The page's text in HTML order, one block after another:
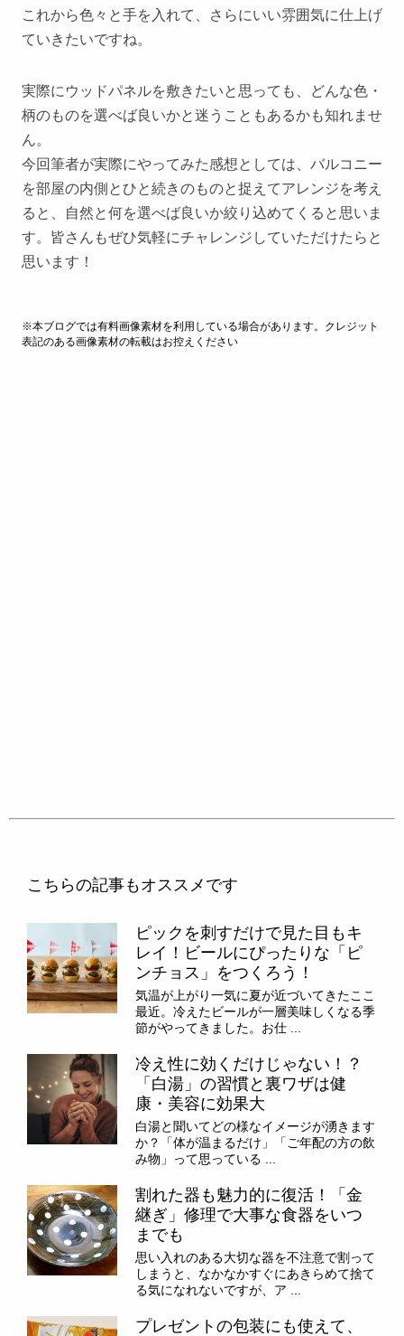
これから色々と手を入れて、さらにいい雰囲気に仕上げ
ていきたいですね。
実際にウッドパネルを敷きたいと思っても、どんな色・
柄のものを選べば良いかと迷うこともあるかも知れませ
ん。
今回筆者が実際にやってみた感想としては、バルコニー
を部屋の内側とひと続きのものと捉えてアレンジを考え
ると、自然と何を選べば良いか絞り込めてくると思いま
す。皆さんもぜひ気軽にチャレンジしていただけたらと
思います！
※本ブログでは有料画像素材を利用している場合があります。クレジット
表記のある画像素材の転載はお控えください
こちらの記事もオススメです
ピックを刺すだけで見た目もキ
レイ！ビールにぴったりな「ピ
ンチョス」をつくろう！
気温が上がり一気に夏が近づいてきたここ
最近。冷えたビールが一層美味しくなる季
節がやってきました。お仕 ...
冷え性に効くだけじゃない！？
「白湯」の習慣と裏ワザは健
康・美容に効果大
白湯と聞いてどの様なイメージが湧きます
か？「体が温まるだけ」「ご年配の方の飲
み物」って思っている ...
割れた器も魅力的に復活！「金
継ぎ」修理で大事な食器をいつ
までも
思い入れのある大切な器を不注意で割って
しまうと、なかなかすぐにあきらめて捨て
る気になれないですが、ア ...
プレゼントの包装にも使えて、